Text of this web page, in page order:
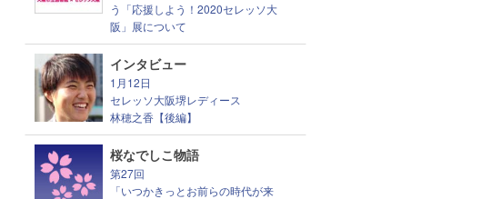
う「応援しよう！2020セレッソ大
阪」展について
インタビュー
1月12日
セレッソ大阪堺レディース
林穂之香【後編】
桜なでしこ物語
第27回
「いつかきっとお前らの時代が来